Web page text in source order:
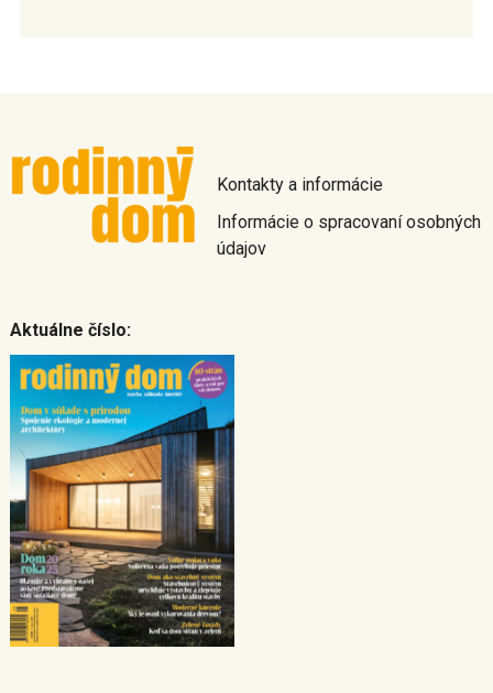
Kontakty a informácie
Informácie o spracovaní osobných
údajov
Aktuálne číslo: